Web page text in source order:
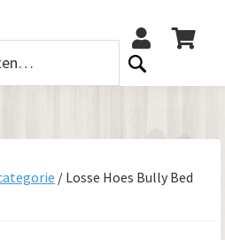
/ Losse Hoes Bully Bed